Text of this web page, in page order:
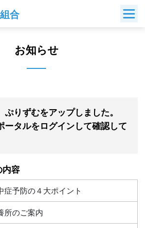
合
お知らせ
りずむをアップしました。
ータルをログインして確認して
容
症予防の４大ポイント
所のご案内